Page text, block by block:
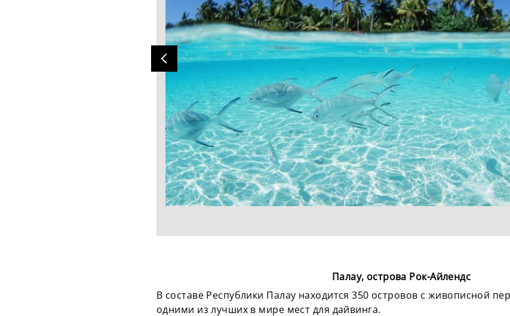
Палау, острова Рок-Айлендс
В составе Республики Палау находится 350 островов с живописной
одними из лучших в мире мест для дайвинга.